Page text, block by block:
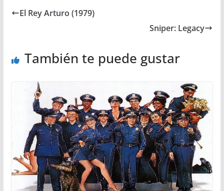
El Rey Arturo (1979)
Sniper: Legacy
También te puede gustar